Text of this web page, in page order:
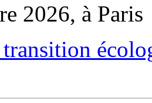
2026, à Paris